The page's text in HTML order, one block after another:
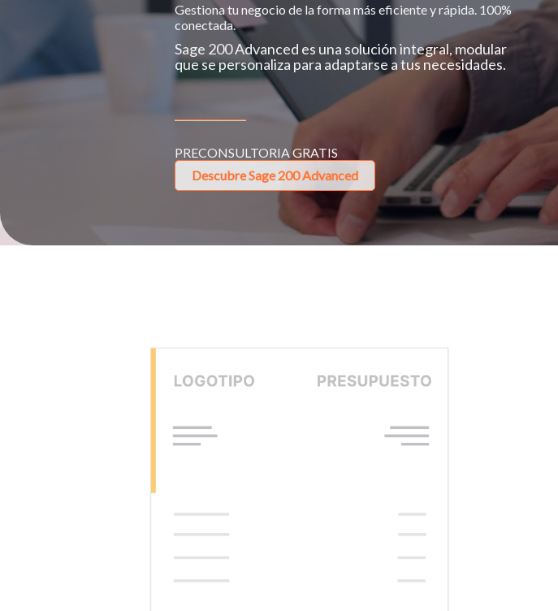
Gestiona tu negocio de la forma más eficiente y rápida. 100%
conectada.
Sage 200 Advanced es una solución integral, modular
que se personaliza para adaptarse a tus necesidades.
PRECONSULTORIA GRATIS
Descubre Sage 200 Advanced